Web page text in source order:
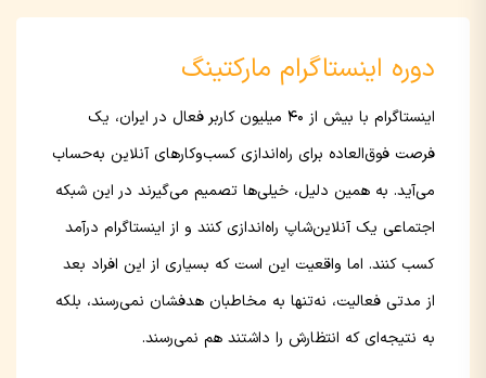
دوره اینستاگرام مارکتینگ
اینستاگرام با بیش از ۴۰ میلیون کاربر فعال در ایران، یک
فرصت فوق‌العاده برای راه‌اندازی کسب‌وکارهای آنلاین به‌حساب
می‌آید. به همین دلیل، خیلی‌ها تصمیم می‌گیرند در این شبکه
اجتماعی یک آنلاین‌شاپ راه‌اندازی کنند و از اینستاگرام درآمد
کسب کنند. اما واقعیت این است که بسیاری از این افراد بعد
از مدتی فعالیت، نه‌تنها به مخاطبان هدفشان نمی‌رسند، بلکه
به نتیجه‌ای که انتظارش را داشتند هم نمی‌رسند.